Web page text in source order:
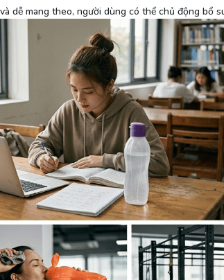
dễ mang theo, người dùng có thể chủ động bổ